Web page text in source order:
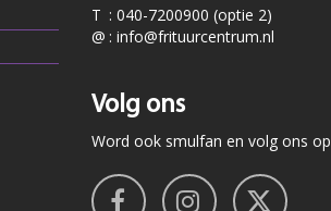
T : 040-7200900 (optie 2)
@ : info@frituurcentrum.nl
Volg ons
Word ook smulfan en volg ons op